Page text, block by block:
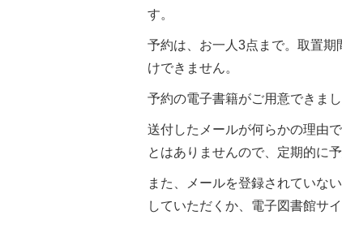
す。
予約は、お一人3点まで。取置
けできません。
予約の電子書籍がご用意できま
送付したメールが何らかの理由
とはありませんので、定期的に
また、メールを登録されていな
していただくか、電子図書館サ